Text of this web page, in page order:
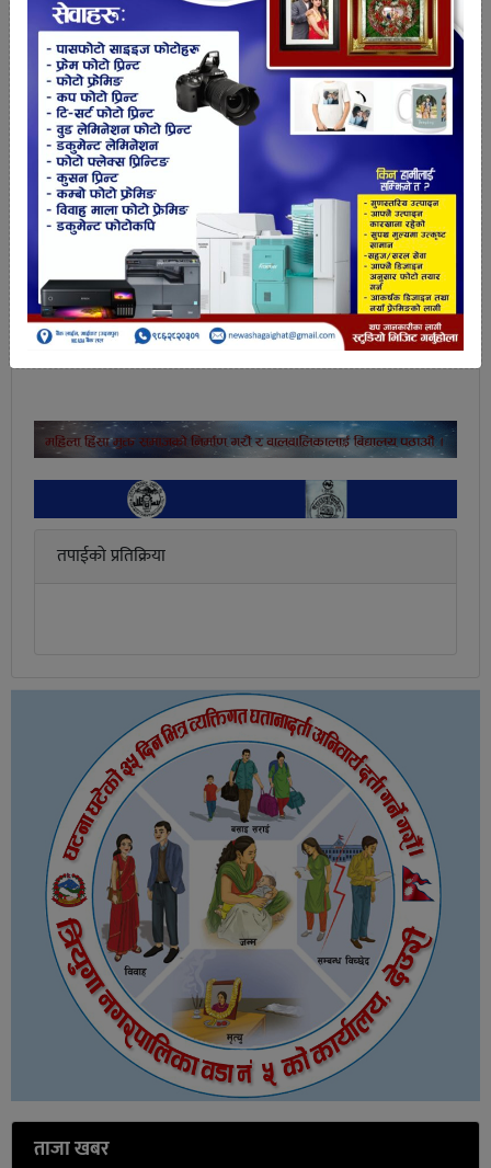
त्रियुगा नगर प्रमुख वसन्त बस्नेतले बताए ।
नगरलाई आधुनिक र उद्यमशील बनाउन पर्यटन प्रवद्र्धनका
लागि सदरमुकामबाट पाँच किलोमिटर दूरीमा
प्याराग्लाइडिङको सफल परीक्षण गरिसकिएको छ ।
गाईघाटबाट नजिकको दूरीमा रहेको धार्मिक तथा पर्यटकीय
क्षेत्र रौता पोखरीको दर्शन गरी फर्किने पर्यटकलाई
त्रियुगानगरसहित सप्तरी, सिराहासम्मका भूभाग देखिने गरी
नवउदय सामुदायिक वनमा प्याराग्लाइडिङका लागि स्टेसन
बनाएर उडान गरिने मेयर बस्नेतले बताए ।
तपाईको प्रतिक्रिया
ताजा खबर